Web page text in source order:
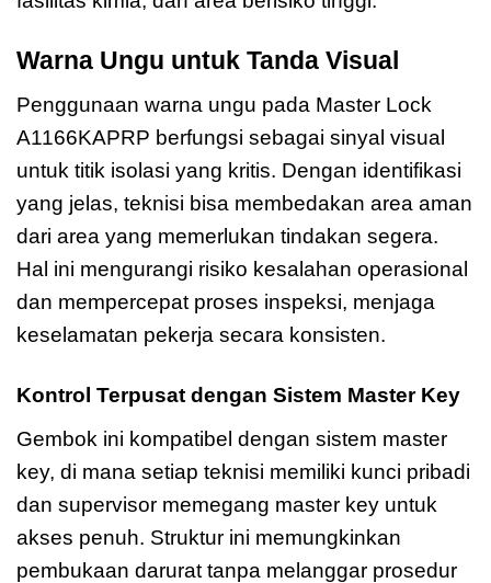
Warna Ungu untuk Tanda Visual
Penggunaan warna ungu pada Master Lock
A1166KAPRP berfungsi sebagai sinyal visual
untuk titik isolasi yang kritis. Dengan identifikasi
yang jelas, teknisi bisa membedakan area aman
dari area yang memerlukan tindakan segera.
Hal ini mengurangi risiko kesalahan operasional
dan mempercepat proses inspeksi, menjaga
keselamatan pekerja secara konsisten.
Kontrol Terpusat dengan Sistem Master Key
Gembok ini kompatibel dengan sistem master
key, di mana setiap teknisi memiliki kunci pribadi
dan supervisor memegang master key untuk
akses penuh. Struktur ini memungkinkan
pembukaan darurat tanpa melanggar prosedur